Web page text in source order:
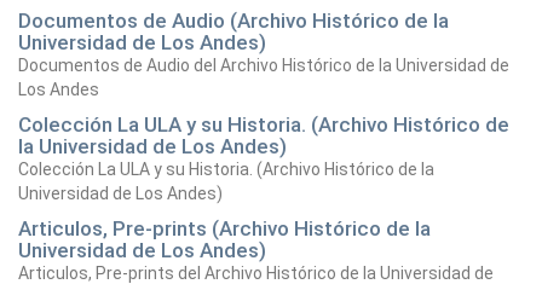
Documentos de Audio (Archivo Histórico de la
Universidad de Los Andes)
Documentos de Audio del Archivo Histórico de la Universidad de
Los Andes
Colección La ULA y su Historia. (Archivo Histórico de
la Universidad de Los Andes)
Colección La ULA y su Historia. (Archivo Histórico de la
Universidad de Los Andes)
Articulos, Pre-prints (Archivo Histórico de la
Universidad de Los Andes)
Articulos, Pre-prints del Archivo Histórico de la Universidad de